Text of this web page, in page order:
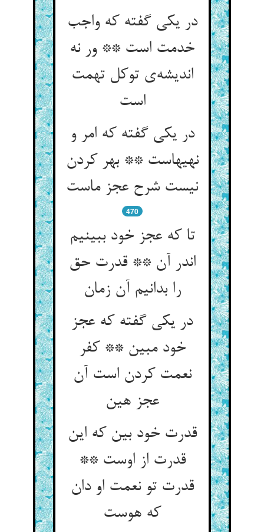
در یکی گفته که واجب
خدمت است ** ور نه
اندیشه‌‌ی توکل تهمت
است‌‌
در یکی گفته که امر و
نهیهاست ** بهر کردن
470
تا که عجز خود ببینیم
اندر آن ** قدرت حق
را بدانیم آن زمان‌‌
در یکی گفته که عجز
خود مبین ** کفر
نعمت کردن است آن
عجز هین‌‌
قدرت خود بین که این
قدرت از اوست **
قدرت تو نعمت او دان